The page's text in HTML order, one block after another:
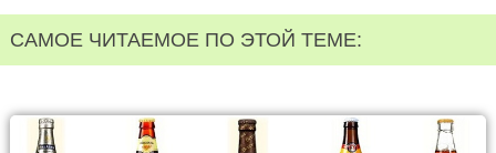
САМОЕ ЧИТАЕМОЕ ПО ЭТОЙ ТЕМЕ: